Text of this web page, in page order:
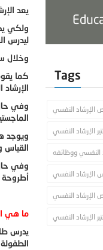
Tags
الإرشاد النفسي
الإرشاد النفسي
النفسي ووظائفه
الإرشاد النفسي
النفسي
الإرشاد النفسي
يعد
ولكي
ليدرس
وخلال
كما
وفي
ويوجد
القياس
وفي
أطروحة
ما هي
يدرس